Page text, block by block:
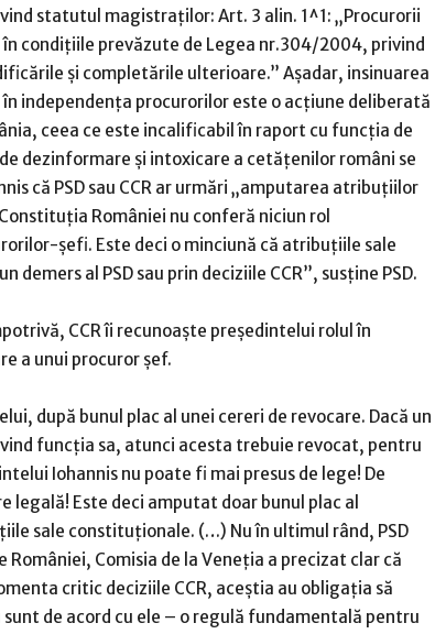
statutul magistraţilor: Art. 3 alin. 1^1: „Procurorii
condiţiile prevăzute de Legea nr.304/2004, privind
şi completările ulterioare.” Aşadar, insinuarea
independenţa procurorilor este o acţiune deliberată
ceea ce este incalificabil în raport cu funcţia de
dezinformare şi intoxicare a cetăţenilor români se
că PSD sau CCR ar urmări „amputarea atribuţiilor
României nu conferă niciun rol
şefi. Este deci o minciună că atribuţiile sale
al PSD sau prin deciziile CCR”, susţine PSD.
CCR îi recunoaşte preşedintelui rolul în
a unui procuror şef.
după bunul plac al unei cereri de revocare. Dacă un
funcţia sa, atunci acesta trebuie revocat, pentru
Iohannis nu poate fi mai presus de lege! De
legală! Este deci amputat doar bunul plac al
sale constituţionale. (…) Nu în ultimul rând, PSD
Comisia de la Veneţia a precizat clar că
critic deciziile CCR, aceştia au obligaţia să
de acord cu ele – o regulă fundamentală pentru